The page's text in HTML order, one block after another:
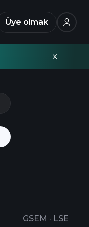
Üye olmak
GSEM · LSE